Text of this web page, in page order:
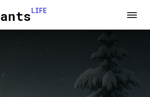
LIFE